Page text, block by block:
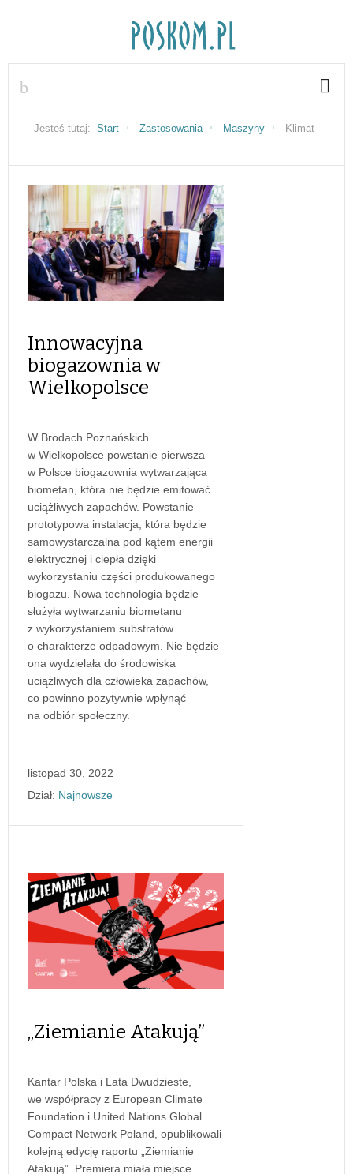
Jesteś tutaj: Start Zastosowania Maszyny Klimat
Innowacyjna
biogazownia w
Wielkopolsce
W Brodach Poznańskich
w Wielkopolsce powstanie pierwsza
w Polsce biogazownia wytwarzająca
biometan, która nie będzie emitować
uciążliwych zapachów. Powstanie
prototypowa instalacja, która będzie
samowystarczalna pod kątem energii
elektrycznej i ciepła dzięki
wykorzystaniu części produkowanego
biogazu. Nowa technologia będzie
służyła wytwarzaniu biometanu
z wykorzystaniem substratów
o charakterze odpadowym. Nie będzie
ona wydzielała do środowiska
uciążliwych dla człowieka zapachów,
co powinno pozytywnie wpłynąć
na odbiór społeczny.
listopad 30, 2022
Dział: Najnowsze
„Ziemianie Atakują”
Kantar Polska i Lata Dwudzieste,
we współpracy z European Climate
Foundation i United Nations Global
Compact Network Poland, opublikowali
kolejną edycję raportu „Ziemianie
Atakują”. Premiera miała miejsce